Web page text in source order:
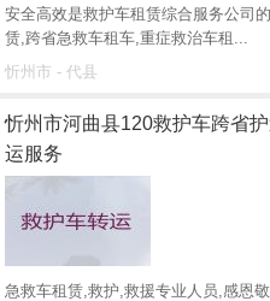
安全高效是救护车租赁综合服务公司
赁,跨省急救车租车,重症救治车租...
忻州市 - 代县
忻州市河曲县120救护车跨省
运服务
急救车租赁,救护,救援专业人员,感恩